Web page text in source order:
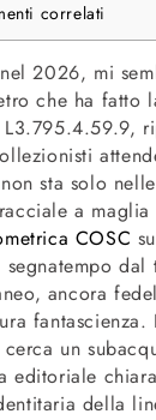
correlati
2026, mi
che ha fatto
sta solo
a
COSC
segnatempo
ancora
un
editoriale
della